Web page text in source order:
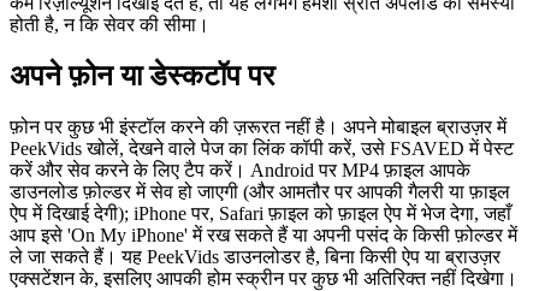
होती है, न कि सेवर की सीमा।
अपने फ़ोन या डेस्कटॉप पर
फ़ोन पर कुछ भी इंस्टॉल करने की ज़रूरत नहीं है। अपने मोबाइल ब्राउज़र में
PeekVids खोलें, देखने वाले पेज का लिंक कॉपी करें, उसे FSAVED में पेस्ट
करें और सेव करने के लिए टैप करें। Android पर MP4 फ़ाइल आपके
डाउनलोड फ़ोल्डर में सेव हो जाएगी (और आमतौर पर आपकी गैलरी या फ़ाइल
ऐप में दिखाई देगी); iPhone पर, Safari फ़ाइल को फ़ाइल ऐप में भेज देगा, जहाँ
आप इसे 'On My iPhone' में रख सकते हैं या अपनी पसंद के किसी फ़ोल्डर में
ले जा सकते हैं। यह PeekVids डाउनलोडर है, बिना किसी ऐप या ब्राउज़र
एक्सटेंशन के, इसलिए आपकी होम स्क्रीन पर कुछ भी अतिरिक्त नहीं दिखेगा।